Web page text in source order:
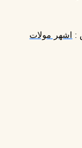
:
اشهر مولات